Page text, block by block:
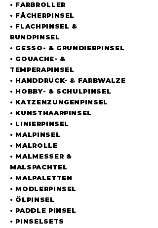
• FARBROLLER
• FÄCHERPINSEL
• FLACHPINSEL &
RUNDPINSEL
• GESSO- & GRUNDIERPINSEL
• GOUACHE- &
TEMPERAPINSEL
• HANDDRUCK- & FARBWALZE
• HOBBY- & SCHULPINSEL
• KATZENZUNGENPINSEL
• KUNSTHAARPINSEL
• LINIERPINSEL
• MALPINSEL
• MALROLLE
• MALMESSER &
MALSPACHTEL
• MALPALETTEN
• MODLERPINSEL
• ÖLPINSEL
• PADDLE PINSEL
• PINSELSETS